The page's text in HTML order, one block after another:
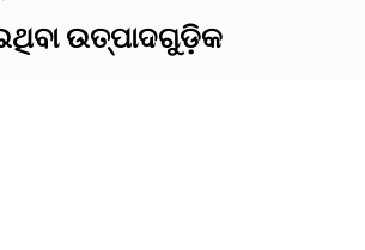
ଉତ୍ପାଦଗୁଡ଼ିକ